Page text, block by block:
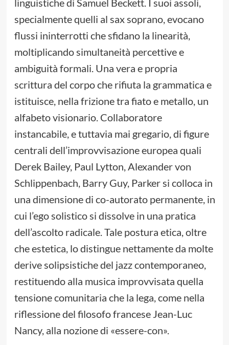
linguistiche di Samuel Beckett. I suoi assoli,
specialmente quelli al sax soprano, evocano
flussi ininterrotti che sfidano la linearità,
moltiplicando simultaneità percettive e
ambiguità formali. Una vera e propria
scrittura del corpo che rifiuta la grammatica e
istituisce, nella frizione tra fiato e metallo, un
alfabeto visionario. Collaboratore
instancabile, e tuttavia mai gregario, di figure
centrali dell’improvvisazione europea quali
Derek Bailey, Paul Lytton, Alexander von
Schlippenbach, Barry Guy, Parker si colloca in
una dimensione di co-autorato permanente, in
cui l’ego solistico si dissolve in una pratica
dell’ascolto radicale. Tale postura etica, oltre
che estetica, lo distingue nettamente da molte
derive solipsistiche del jazz contemporaneo,
restituendo alla musica improvvisata quella
tensione comunitaria che la lega, come nella
riflessione del filosofo francese Jean-Luc
Nancy, alla nozione di «essere-con».